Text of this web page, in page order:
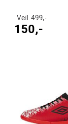
Veil. 499,-
150,-